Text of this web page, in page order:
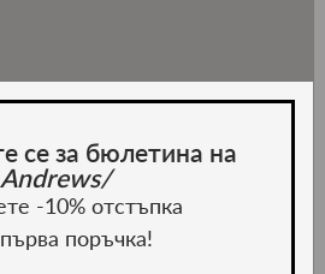
се за бюлетина на
Andrews/
-10% отстъпка
поръчка!